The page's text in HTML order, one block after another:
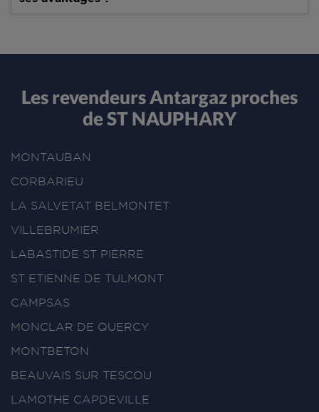
Les revendeurs Antargaz proches
de ST NAUPHARY
MONTAUBAN
CORBARIEU
LA SALVETAT BELMONTET
VILLEBRUMIER
LABASTIDE ST PIERRE
ST ETIENNE DE TULMONT
CAMPSAS
MONCLAR DE QUERCY
MONTBETON
BEAUVAIS SUR TESCOU
LAMOTHE CAPDEVILLE